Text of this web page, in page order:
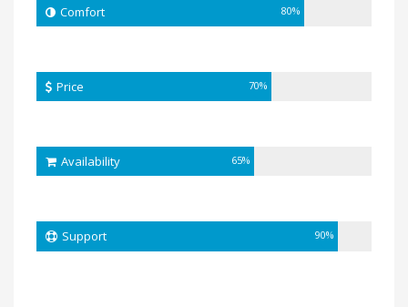
80%
Comfort
70%
Price
65%
Availability
90%
Support